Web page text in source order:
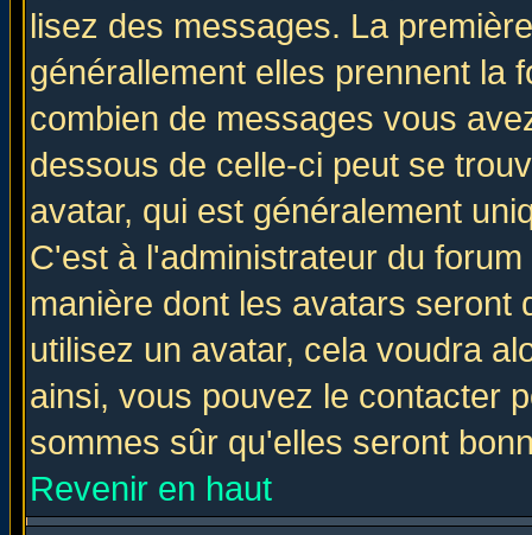
lisez des messages. La
générallement elles prennent la
combien de messages vous
dessous de celle-ci peut se
avatar, qui est généralement
C'est à l'administrateur du
manière dont les avatars seront
utilisez un avatar, cela voudra
ainsi, vous pouvez le contacter
sommes sûr qu'elles seront
Revenir en haut